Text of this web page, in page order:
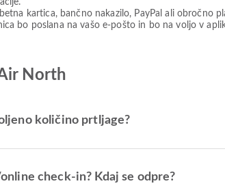
kartica, bančno nakazilo, PayPal ali obročno
bo poslana na vašo e-pošto in bo na voljo v
North
količino prtljage?
check-in? Kdaj se odpre?